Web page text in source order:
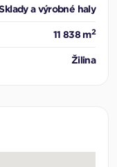
a výrobné haly
11 838 m2
Žilina